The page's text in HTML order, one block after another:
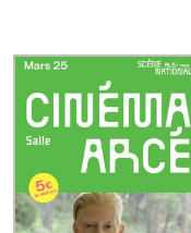
En
plus